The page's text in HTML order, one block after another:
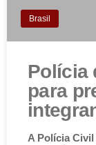
Brasil
Polícia
para
A Polícia